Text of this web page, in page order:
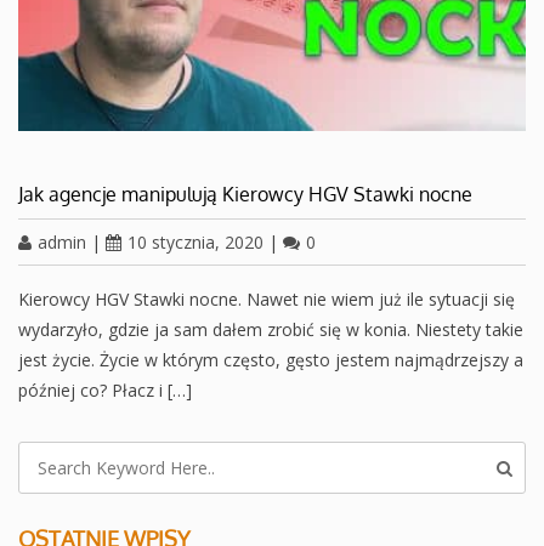
Jak agencje manipulują Kierowcy HGV Stawki nocne
admin | 10 stycznia, 2020 | 0
Kierowcy HGV Stawki nocne. Nawet nie wiem już ile sytuacji się
wydarzyło, gdzie ja sam dałem zrobić się w konia. Niestety takie
jest życie. Życie w którym często, gęsto jestem najmądrzejszy a
później co? Płacz i […]
OSTATNIE WPISY